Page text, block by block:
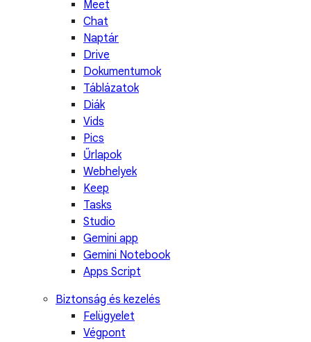
Meet
Chat
Naptár
Drive
Dokumentumok
Táblázatok
Diák
Vids
Pics
Űrlapok
Webhelyek
Keep
Tasks
Studio
Gemini app
Gemini Notebook
Apps Script
Biztonság és kezelés
Felügyelet
Végpont